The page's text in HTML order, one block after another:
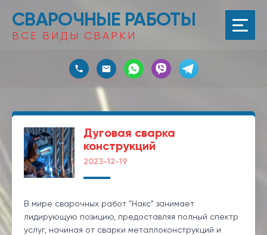
СВАРОЧНЫЕ РАБОТЫ
ВСЕ ВИДЫ СВАРКИ
Дуговая сварка
конструкций
2023-12-19
В мире сварочных работ "Накс" занимает
лидирующую позицию, предоставляя полный спектр
услуг, начиная от сварки металлоконструкций и